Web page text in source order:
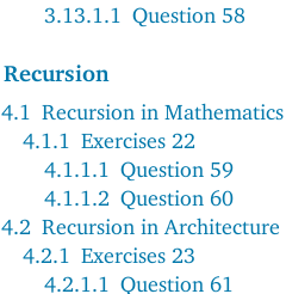
3.13.1.1 Question 58
Recursion
4.1 Recursion in Mathematics
4.1.1 Exercises 22
4.1.1.1 Question 59
4.1.1.2 Question 60
4.2 Recursion in Architecture
4.2.1 Exercises 23
4.2.1.1 Question 61